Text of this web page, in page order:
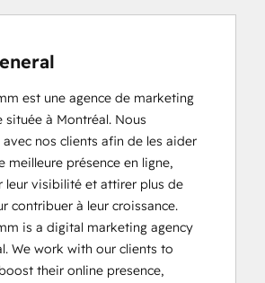
est une agence de marketing
située à Montréal. Nous
nos clients afin de les aider
meilleure présence en ligne,
leur visibilité et attirer plus de
contribuer à leur croissance.
is a digital marketing agency
We work with our clients to
their online presence,